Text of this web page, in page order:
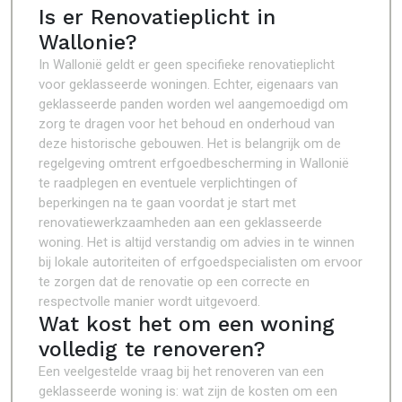
Is er Renovatieplicht in
Wallonie?
In Wallonië geldt er geen specifieke renovatieplicht
voor geklasseerde woningen. Echter, eigenaars van
geklasseerde panden worden wel aangemoedigd om
zorg te dragen voor het behoud en onderhoud van
deze historische gebouwen. Het is belangrijk om de
regelgeving omtrent erfgoedbescherming in Wallonië
te raadplegen en eventuele verplichtingen of
beperkingen na te gaan voordat je start met
renovatiewerkzaamheden aan een geklasseerde
woning. Het is altijd verstandig om advies in te winnen
bij lokale autoriteiten of erfgoedspecialisten om ervoor
te zorgen dat de renovatie op een correcte en
respectvolle manier wordt uitgevoerd.
Wat kost het om een woning
volledig te renoveren?
Een veelgestelde vraag bij het renoveren van een
geklasseerde woning is: wat zijn de kosten om een